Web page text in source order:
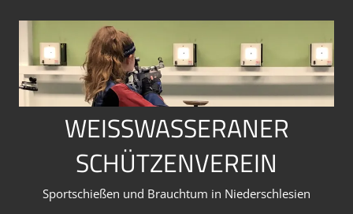
springen
WEISSWASSERANER S
CHÜTZENVEREIN
Sportschießen und Brauchtum in Niederschlesien